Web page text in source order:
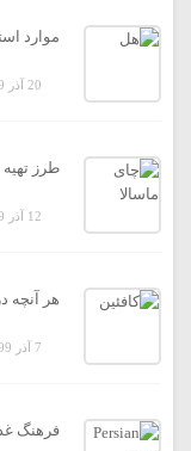
موارد
20 آذر 1399
طرز تهیه
12 آذر 1399
هر آنچه
7 آذر 1399
فرهنگ